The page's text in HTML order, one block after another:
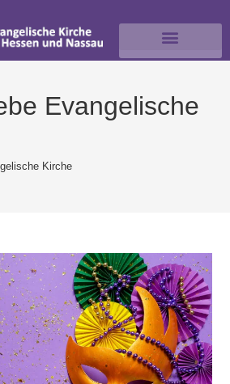
Evangelische
Kirche